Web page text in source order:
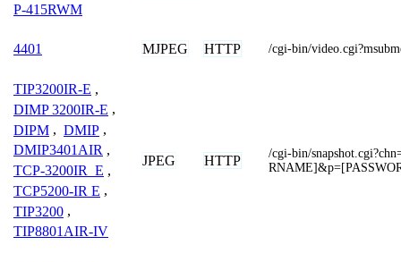
P-415RWM
4401 MJPEG HTTP /cgi-bin/
TIP3200IR-E ,
DIMP 3200IR-E ,
DIPM , DMIP ,
DMIP3401AIR ,
TCP-3200IR_E ,
TCP5200-IR E ,
TIP3200 ,
TIP8801AIR-IV
JPEG HTTP
/cgi-bin/